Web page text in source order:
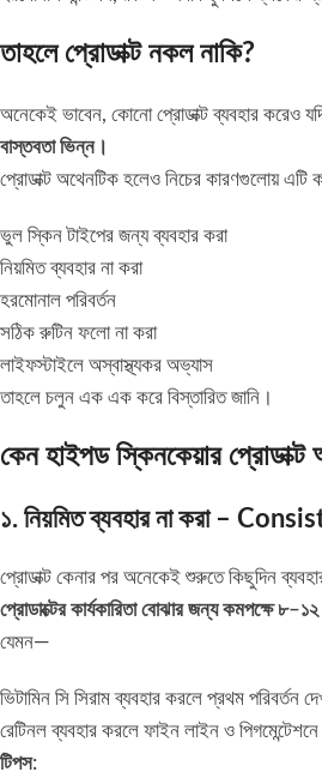
তাহলে প্রোডাক্ট নকল নাকি?
অনেকেই ভাবেন, কোনো প্রোডাক্ট ব্যবহার করেও
বাস্তবতা ভিন্ন।
প্রোডাক্ট অথেনটিক হলেও নিচের কারণগুলোয় এটি
ভুল স্কিন টাইপের জন্য ব্যবহার করা
নিয়মিত ব্যবহার না করা
হরমোনাল পরিবর্তন
সঠিক রুটিন ফলো না করা
লাইফস্টাইলে অস্বাস্থ্যকর অভ্যাস
তাহলে চলুন এক এক করে বিস্তারিত জানি।
কেন হাইপড স্কিনকেয়ার
১. নিয়মিত ব্যবহার না করা –
প্রোডাক্ট কেনার পর অনেকেই শুরুতে কিছুদিন
প্রোডাক্টের কার্যকারিতা বোঝার জন্য কমপক্ষে
যেমন—
ভিটামিন সি সিরাম ব্যবহার করলে প্রথম পরিবর্তন
রেটিনল ব্যবহার করলে ফাইন লাইন ও
টিপস: